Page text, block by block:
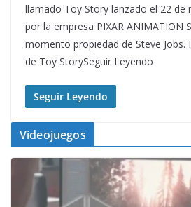
llamado Toy Story lanzado el 22 de
por la empresa PIXAR ANIMATION
momento propiedad de Steve Jobs.
de Toy StorySeguir Leyendo
Seguir Leyendo
Videojuegos